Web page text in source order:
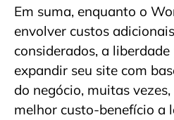
Em suma, enquanto o
envolver custos
considerados, a
expandir seu site com
do negócio, muitas
melhor custo-benefício a